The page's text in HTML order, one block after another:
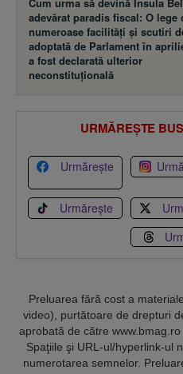
adevărat paradis fiscal: O lege
numeroase facilităţi şi scutiri
adoptată de Parlament în
a fost declarată ulterior
neconstituţională
URMĂREȘTE
Urmărește
Urmărește
Preluarea fără cost a
video), purtătoare de drepturi
aprobată de către
Spaţiile şi URL-ul/hyperlink-ul
numerotarea semnelor.